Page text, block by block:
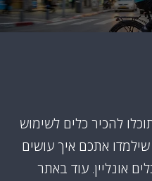
להכיר כלים לשימוש
שילמדו אתכם איך עושים
אונליין. עוד באתר